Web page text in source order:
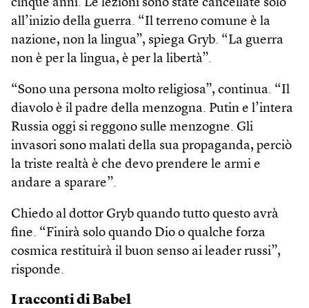
cinque anni. Le lezioni sono state cancellate solo
all’inizio della guerra. “Il terreno comune è la
nazione, non la lingua”, spiega Gryb. “La guerra
non è per la lingua, è per la libertà”.
“Sono una persona molto religiosa”, continua. “Il
diavolo è il padre della menzogna. Putin e l’intera
Russia oggi si reggono sulle menzogne. Gli
invasori sono malati della sua propaganda, perciò
la triste realtà è che devo prendere le armi e
andare a sparare”.
Chiedo al dottor Gryb quando tutto questo avrà
fine. “Finirà solo quando Dio o qualche forza
cosmica restituirà il buon senso ai leader russi”,
risponde.
I racconti di Babel